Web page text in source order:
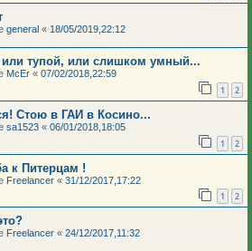
general « 18/05/2019,22:12
тупой, или слишком умный...
McEr « 07/02/2018,22:59
1 2
Стою в ГАИ в Косино...
sa1523 « 06/01/2018,18:05
1 2
к Питерцам !
Freelancer « 31/12/2017,17:22
1 2
Freelancer « 24/12/2017,11:32